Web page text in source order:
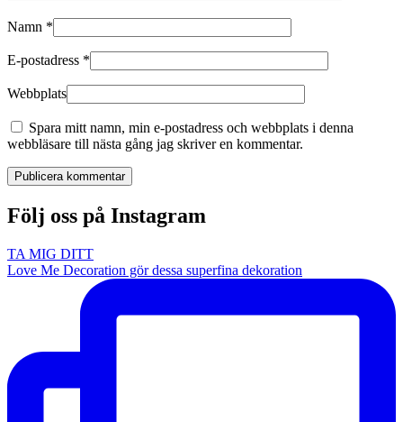
Namn *
E-postadress *
Webbplats
Spara mitt namn, min e-postadress och webbplats i denna
webbläsare till nästa gång jag skriver en kommentar.
Publicera kommentar
Följ oss på Instagram
TA MIG DITT
Love Me Decoration gör dessa superfina dekoration